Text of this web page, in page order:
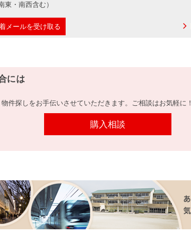
東・南西含む）
メールを受け取る
には
件探しをお手伝いさせていただきます。ご相談はお気軽に！
購入相談